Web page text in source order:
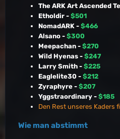
The ARK Art Ascended
Etholdir - $501
NomadARK - $466
Alsano - $300
Meepachan - $270
Wild Hyenas - $247
Larry Smith - $225
Eaglelite30 - $212
Zyraphyre - $207
Yggstraordinary - $185
Den Rest unseres Kaders
Wie man abstimmt